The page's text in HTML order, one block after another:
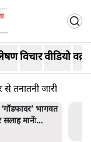
विचारवीडियो
तनातनी जारी
भागवत
मानेंः